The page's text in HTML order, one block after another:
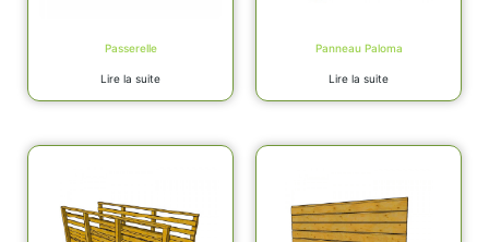
Passerelle
Lire la suite
Panneau Paloma
Lire la suite